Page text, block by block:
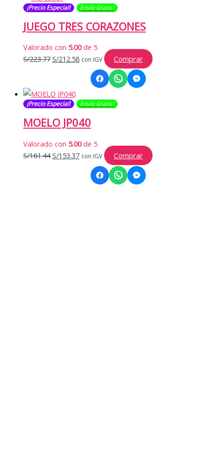
S/169.99.S/161.49.
¡Precio Especial! Envío Gratis​​​!
JUEGO TRES CORAZONES
Valorado con 5.00de 5
S/223.77 El
era:
S/223.77.
S/212.58El
precio
actual
S/212.58.
con IGV Comprar
¡Precio Especial! Envío Gratis​​​!
MOELO JP040
Valorado con 5.00de 5
S/161.44 El
S/153.37El
precio
actual
con IGV Comprar